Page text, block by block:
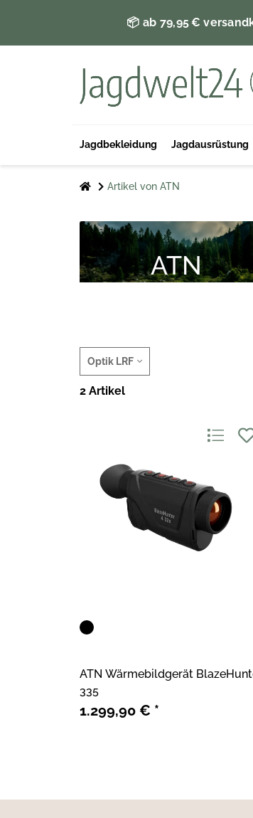
📦 ab 79,95 €
Jagdbekleidung Jagdausrüstung
Artikel von ATN
ATN
Optik LRF
2 Artikel
ATN Wärmebildgerät
335
1.299,90 € *